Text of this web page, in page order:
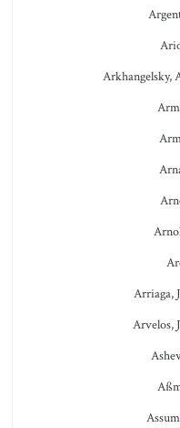
Arkhangelsky,
Arriaga,
Arvelos,